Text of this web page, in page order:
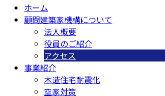
ホーム
顧問建築家機構について
法人概要
役員のご紹介
アクセス
事業紹介
木造住宅耐震化
空家対策